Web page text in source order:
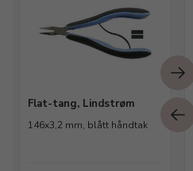
Flat-tang, Lindstrøm
146x3,2 mm, blått håndtak